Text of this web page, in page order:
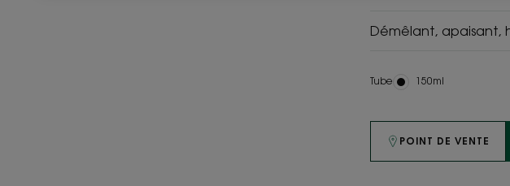
Démêlant, apaisant,
Tube Tube
150ml
POINT DE VENTE